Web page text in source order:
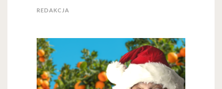
REDAKCJA